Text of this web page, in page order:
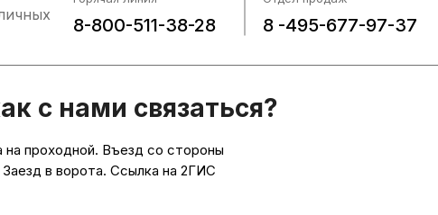
индивидуальный подход
предоставленной
аналогичной таре и
полноценный рабочий
консультации
достичь максимальных
8-800-511-38-28 8 -495-677-97-37
проходной. Въезд со стороны
в ворота. Ссылка на 2ГИС
с нами связаться?